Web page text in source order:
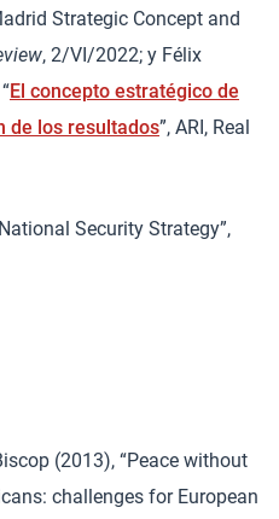
Strategic Concept and
, 2/VI/2022; y Félix
El concepto estratégico de
de los resultados”, ARI, Real
Security Strategy”,
(2013), “Peace without
challenges for European